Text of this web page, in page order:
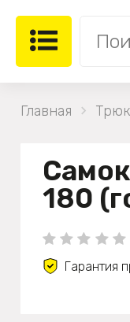
Главная
180
Гарантия